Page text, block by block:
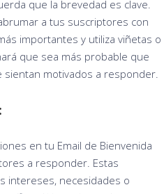
que la brevedad es clave.
a tus suscriptores con
importantes y utiliza viñetas o
que sea más probable que
motivados a responder.
en tu Email de Bienvenida
a responder. Estas
intereses, necesidades o